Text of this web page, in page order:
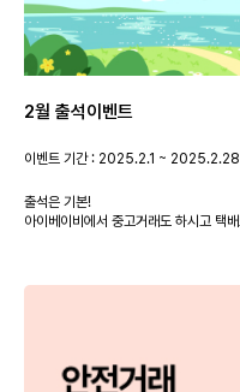
2월 출석이벤트
이벤트 기간 : 2025.2.1 ~ 2025.2.28
출석은 기본!
아이베이비에서 중고거래도 하시고 택